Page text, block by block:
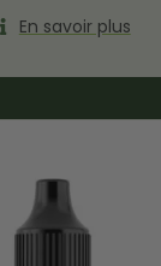
En savoir plus